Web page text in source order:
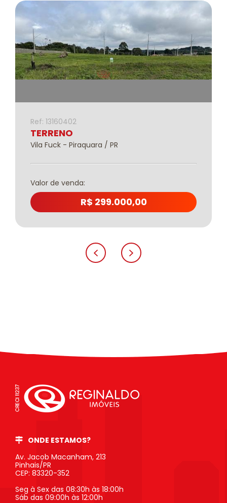
Ref: 13160402
TERRENO
Vila Fuck - Piraquara / PR
Valor de venda:
R$ 299.000,00
ONDE ESTAMOS?
Av. Jacob Macanham, 213
Pinhais/PR
CEP: 83320-352
Seg à Sex das 08:30h às 18:00h
Sáb das 09:00h às 12:00h